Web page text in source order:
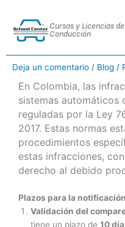
contenido
Cursos y Licencias de
Conducción
Deja un comentario / Blog /
En Colombia, las
sistemas automáticos
reguladas por la Ley
2017. Estas normas
procedimientos
estas infracciones,
derecho al debido
Plazos para la notificación
Validación del
tiene un plazo de 10